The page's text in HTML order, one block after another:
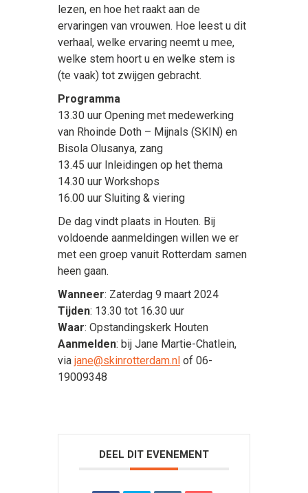
lezen, en hoe het raakt aan de
ervaringen van vrouwen. Hoe leest u dit
verhaal, welke ervaring neemt u mee,
welke stem hoort u en welke stem is
(te vaak) tot zwijgen gebracht.
Programma
13.30 uur Opening met medewerking
van Rhoinde Doth – Mijnals (SKIN) en
Bisola Olusanya, zang
13.45 uur Inleidingen op het thema
14.30 uur Workshops
16.00 uur Sluiting & viering
De dag vindt plaats in Houten. Bij
voldoende aanmeldingen willen we er
met een groep vanuit Rotterdam samen
heen gaan.
Wanneer: Zaterdag 9 maart 2024
Tijden: 13.30 tot 16.30 uur
Waar: Opstandingskerk Houten
Aanmelden: bij Jane Martie-Chatlein,
via jane@skinrotterdam.nl of 06-
19009348
DEEL DIT EVENEMENT